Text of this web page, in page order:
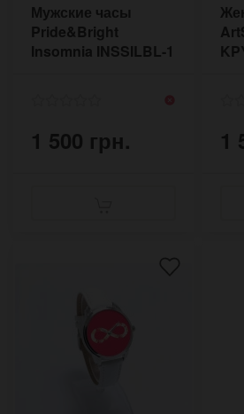
Мужские часы
Pride&Bright
Insomnia INSSILBL-1
1 500 грн. 1